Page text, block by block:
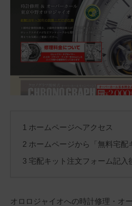
1 ホームページへアクセス
2 ホームページから「無料宅配
3 宅配キット注文フォーム記入
オロロジャイオへの時計修理・オ